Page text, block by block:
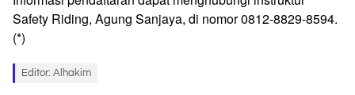
Safety Riding, Agung Sanjaya, di nomor 0812-8829-8594.
(*)
Editor: Alhakim